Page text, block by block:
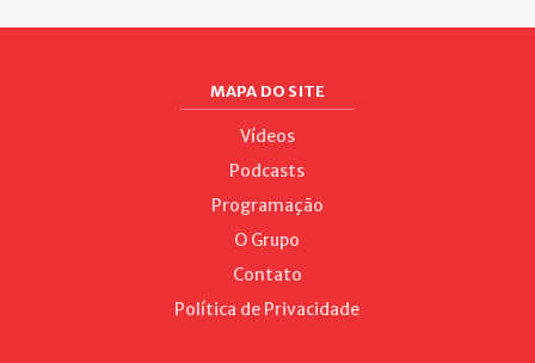
MAPA DO SITE
Vídeos
Podcasts
Programação
O Grupo
Contato
Política de Privacidade